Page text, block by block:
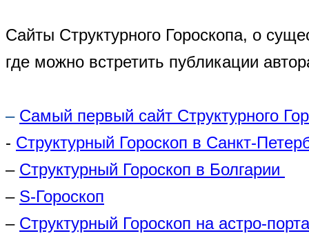
Сайты Структурного Гороскопа, о
где можно встретить публикации
– Самый первый сайт Структурного
- Структурный Гороскоп в Санкт-
– Структурный Гороскоп в Болгарии
– S-Гороскоп
– Структурный Гороскоп на астро-